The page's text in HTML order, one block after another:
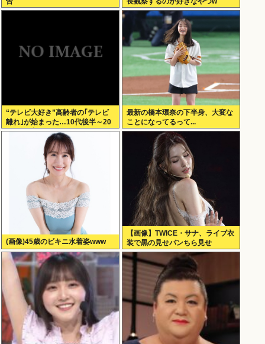
“テレビ大好き”高齢者の｢テレビ
離れ｣が始まった…10代後半～20
代の約7割が”ほぼ見ない”
最新の橋本環奈の下半身、大変な
ことになってるって...
(画像)45歳のビキニ水着姿www
【画像】TWICE・サナ、ライブ衣
装で黒の見せパンちら見せ